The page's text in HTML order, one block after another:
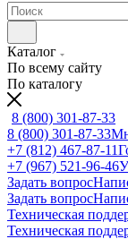
Каталог
По всему сайту
По каталогу
8 (800) 301-87-33
8 (800) 301-87-33
+7 (812) 467-87-11
+7 (967) 521-96-46
Задать вопрос
Задать вопрос
Техническая
Техническая